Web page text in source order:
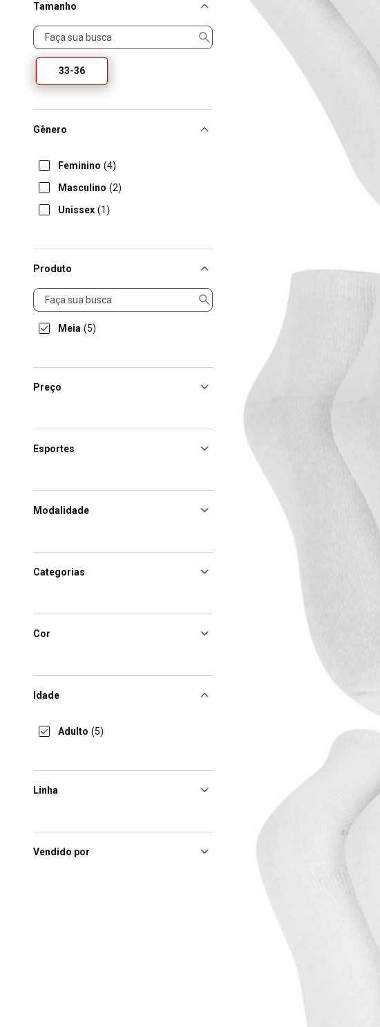
Tamanho
Tamanho
33-36
Gênero
Feminino (4)
Masculino (2)
Unissex (1)
Produto
Produto
Meia (5)
Preço
Esportes
Modalidade
Categorias
Cor
Idade
Adulto (5)
Linha
Vendido por